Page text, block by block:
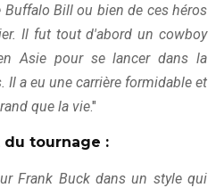
Bill ou bien de ces héros
Il fut tout d'abord un cowboy
Asie pour se lancer dans la
Il a eu une carrière formidable et
que la vie."
du tournage :
Frank Buck dans un style qui